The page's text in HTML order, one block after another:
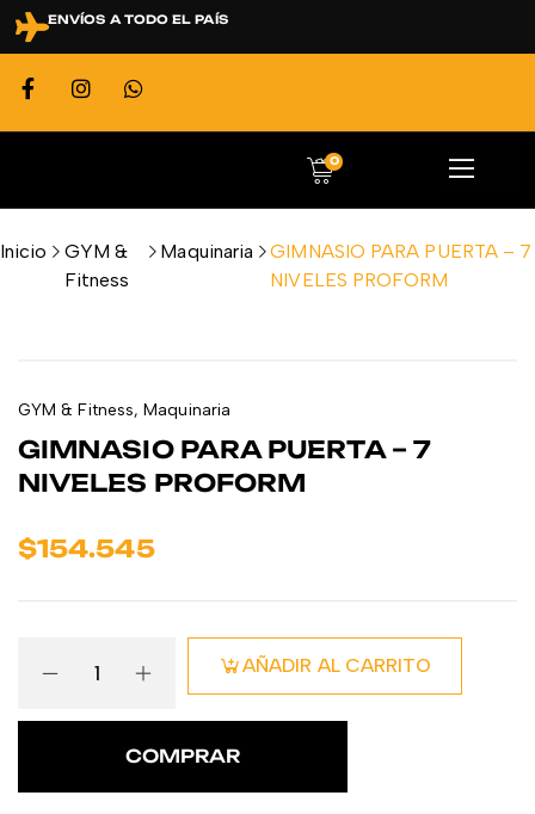
ENVÍOS A TODO EL PAÍS
0
Inicio
GYM &
Fitness
Maquinaria
GIMNASIO PARA PUERTA – 7
NIVELES PROFORM
GYM & Fitness,Maquinaria
GIMNASIO PARA PUERTA – 7
NIVELES PROFORM
$154.545
AÑADIR AL CARRITO
COMPRAR